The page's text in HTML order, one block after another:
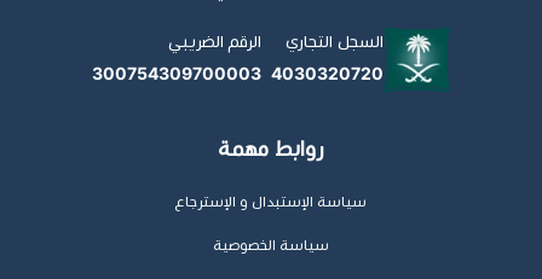
روابط مهمة
سياسة الإستبدال و الإسترجاع
سياسة الخصوصية
السجل التجاري
4030320720
الرقم الضريبي
300754309700003